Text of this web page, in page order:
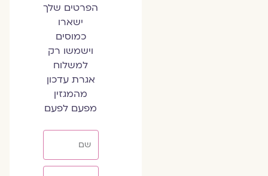
הפרטים שלך
ישארו
כמוסים
וישמשו רק
למשלוח
אגרת עדכון
מהמגזין
מפעם לפעם